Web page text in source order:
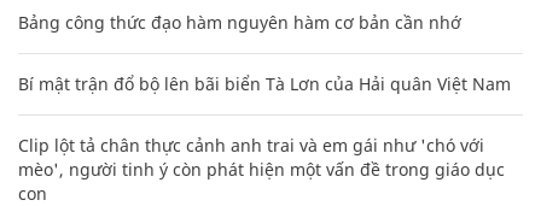
Bảng công thức đạo hàm nguyên hàm cơ bản cần nhớ
Bí mật trận đổ bộ lên bãi biển Tà Lơn của Hải quân Việt Nam
Clip lột tả chân thực cảnh anh trai và em gái như 'chó với
mèo', người tinh ý còn phát hiện một vấn đề trong giáo dục
con